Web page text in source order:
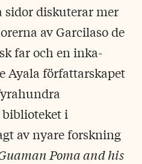
diskuterar mer
av Garcilaso de
far och en inka-
Ayala författarskapet
i
av nyare forskning
Poma and his